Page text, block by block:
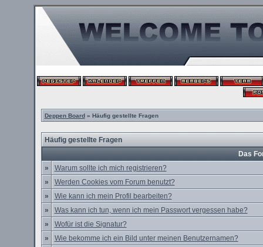
Deppen Board» Häufig gestellte Fragen
Häufig gestellte Fragen
Das
»
Warum sollte ich mich registrieren?
»
Werden Cookies vom Forum benutzt?
»
Wie kann ich mein Profil bearbeiten?
»
Was kann ich tun, wenn ich mein Passwort vergessen habe?
»
Wofür ist die Signatur?
»
Wie bekomme ich ein Bild unter meinen Benutzernamen?